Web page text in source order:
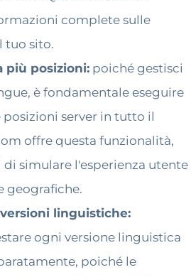
complete sulle
tuo sito.
più posizioni: poiché gestisci
è fondamentale eseguire
posizioni server in tutto il
offre questa funzionalità,
simulare l'esperienza utente
geografiche.
linguistiche:
ogni versione linguistica
poiché le